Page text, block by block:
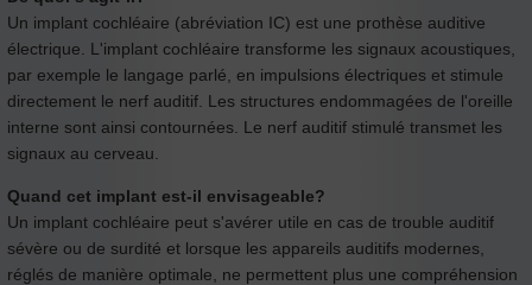
Un implant cochléaire (abréviation IC) est une prothèse auditive
électrique. L'implant cochléaire transforme les signaux acoustiques,
par exemple le langage parlé, en impulsions électriques et stimule
directement le nerf auditif. Les structures endommagées de l'oreille
interne sont ainsi contournées. Le nerf auditif stimulé transmet les
signaux au cerveau.
Quand cet implant est-il envisageable?
Un implant cochléaire peut s'avérer utile en cas de trouble auditif
sévère ou de surdité et lorsque les appareils auditifs modernes,
réglés de manière optimale, ne permettent plus une compréhension